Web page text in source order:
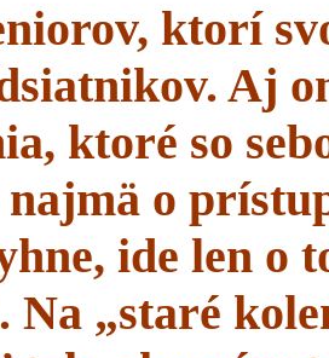
ktorí
Aj
ktoré so
o
ide len o
„staré